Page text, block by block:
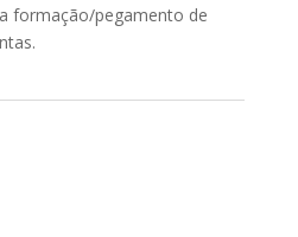
formação/pegamento de